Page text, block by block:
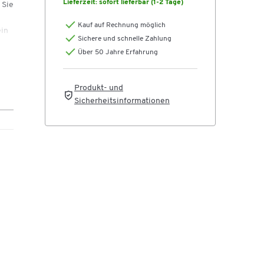
Lieferzeit: sofort lieferbar (1-2 Tage)
Kauf auf Rechnung möglich
Sichere und schnelle Zahlung
Über 50 Jahre Erfahrung
Produkt- und
Sicherheitsinformationen